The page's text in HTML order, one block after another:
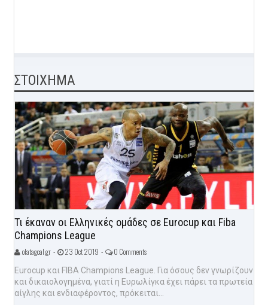
ΣΤΟΙΧΗΜΑ
Τι έκαναν οι Ελληνικές ομάδες σε Eurocup και Fiba
Champions League
olatagoal.gr - 23 Oct 2019 - 0 Comments
Eurocup και FIBA Champions League. Για όσους δεν γνωρίζουν
και δικαιολογημένα, γιατί η Ευρωλίγκα έχει πάρει τα πρωτεία
αίγλης και ενδιαφέροντος, πρόκειται...